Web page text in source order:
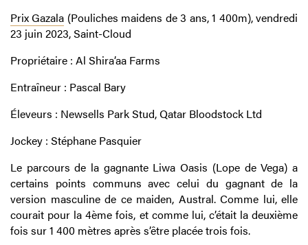
Prix Gazala (Pouliches maidens de 3 ans, 1 400m), vendredi
23 juin 2023, Saint-Cloud
Propriétaire : Al Shira’aa Farms
Entraîneur : Pascal Bary
Éleveurs : Newsells Park Stud, Qatar Bloodstock Ltd
Jockey : Stéphane Pasquier
Le parcours de la gagnante Liwa Oasis (Lope de Vega) a
certains points communs avec celui du gagnant de la
version masculine de ce maiden, Austral. Comme lui, elle
courait pour la 4ème fois, et comme lui, c’était la deuxième
fois sur 1 400 mètres après s’être placée trois fois.